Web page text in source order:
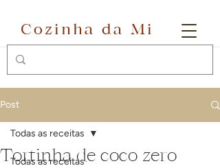
Cozinha da Mi
Post
Todas as receitas
Todas as receitas
Tortinha de coco zero